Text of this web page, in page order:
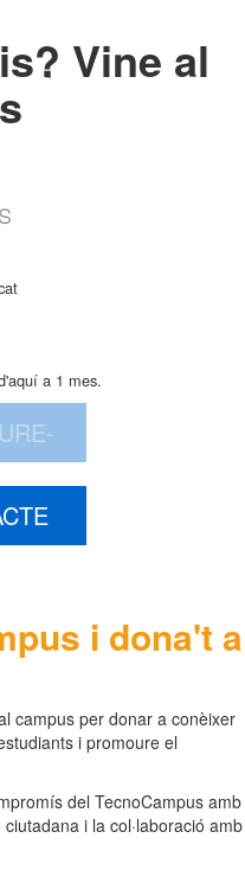
Vine al
a 1 mes.
i dona't a
campus per donar a conèixer
i promoure el
del TecnoCampus amb
i la col·laboració amb